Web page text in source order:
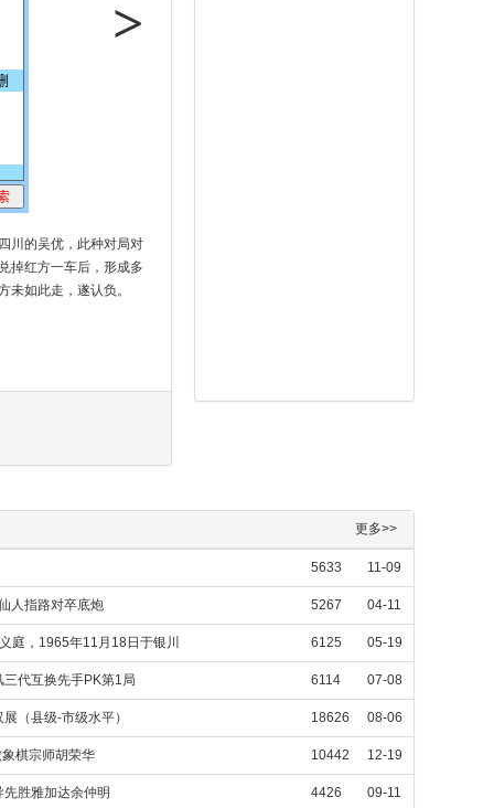
川的吴优，此种对局对
掉红方一车后，形成多
如此走，遂认负。
>
更多>>
5633 11-09
人指路对卒底炮 5267 04-11
庭，1965年11月18日于银川 6125 05-19
代互换先手PK第1局 6114 07-08
（县级-市级水平） 18626 08-06
棋宗师胡荣华 10442 12-19
胜雅加达余仲明 4426 09-11